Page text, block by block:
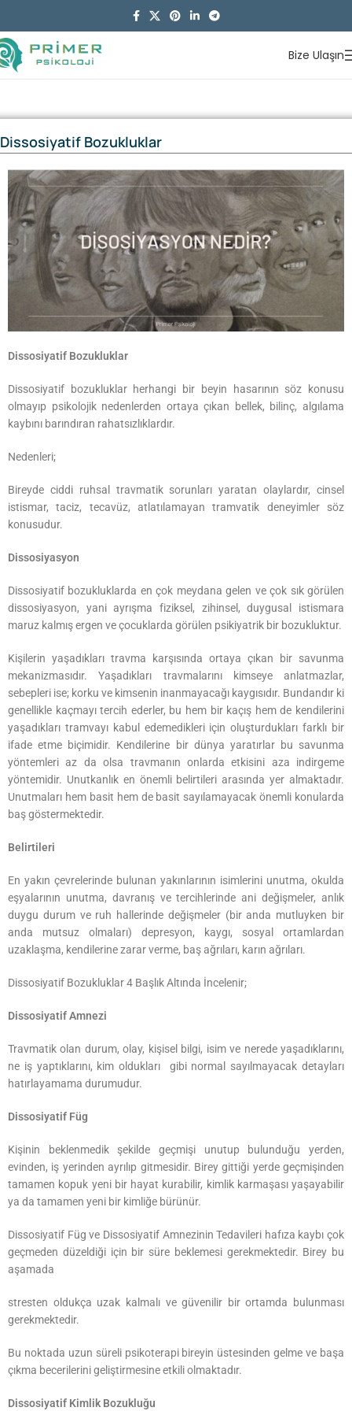
Bize Ulaşın
Dissosiyatif Bozukluklar
Dissosiyatif Bozukluklar
Dissosiyatif bozukluklar herhangi bir beyin hasarının söz konusu
olmayıp psikolojik nedenlerden ortaya çıkan bellek, bilinç, algılama
kaybını barındıran rahatsızlıklardır.
Nedenleri;
Bireyde ciddi ruhsal travmatik sorunları yaratan olaylardır, cinsel
istismar, taciz, tecavüz, atlatılamayan tramvatik deneyimler söz
konusudur.
Dissosiyasyon
Dissosiyatif bozukluklarda en çok meydana gelen ve çok sık görülen
dissosiyasyon, yani ayrışma fiziksel, zihinsel, duygusal istismara
maruz kalmış ergen ve çocuklarda görülen psikiyatrik bir bozukluktur.
Kişilerin yaşadıkları travma karşısında ortaya çıkan bir savunma
mekanizmasıdır. Yaşadıkları travmalarını kimseye anlatmazlar,
sebepleri ise; korku ve kimsenin inanmayacağı kaygısıdır. Bundandır ki
genellikle kaçmayı tercih ederler, bu hem bir kaçış hem de kendilerini
yaşadıkları tramvayı kabul edemedikleri için oluşturdukları farklı bir
ifade etme biçimidir. Kendilerine bir dünya yaratırlar bu savunma
yöntemleri az da olsa travmanın onlarda etkisini aza indirgeme
yöntemidir. Unutkanlık en önemli belirtileri arasında yer almaktadır.
Unutmaları hem basit hem de basit sayılamayacak önemli konularda
baş göstermektedir.
Belirtileri
En yakın çevrelerinde bulunan yakınlarının isimlerini unutma, okulda
eşyalarının unutma, davranış ve tercihlerinde ani değişmeler, anlık
duygu durum ve ruh hallerinde değişmeler (bir anda mutluyken bir
anda mutsuz olmaları) depresyon, kaygı, sosyal ortamlardan
uzaklaşma, kendilerine zarar verme, baş ağrıları, karın ağrıları.
Dissosiyatif Bozukluklar 4 Başlık Altında İncelenir;
Dissosiyatif Amnezi
Travmatik olan durum, olay, kişisel bilgi, isim ve nerede yaşadıklarını,
ne iş yaptıklarını, kim oldukları gibi normal sayılmayacak detayları
hatırlayamama durumudur.
Dissosiyatif Füg
Kişinin beklenmedik şekilde geçmişi unutup bulunduğu yerden,
evinden, iş yerinden ayrılıp gitmesidir. Birey gittiği yerde geçmişinden
tamamen kopuk yeni bir hayat kurabilir, kimlik karmaşası yaşayabilir
ya da tamamen yeni bir kimliğe bürünür.
Dissosiyatif Füg ve Dissosiyatif Amnezinin Tedavileri hafıza kaybı çok
geçmeden düzeldiği için bir süre beklemesi gerekmektedir. Birey bu
aşamada
stresten oldukça uzak kalmalı ve güvenilir bir ortamda bulunması
gerekmektedir.
Bu noktada uzun süreli psikoterapi bireyin üstesinden gelme ve başa
çıkma becerilerini geliştirmesine etkili olmaktadır.
Dissosiyatif Kimlik Bozukluğu